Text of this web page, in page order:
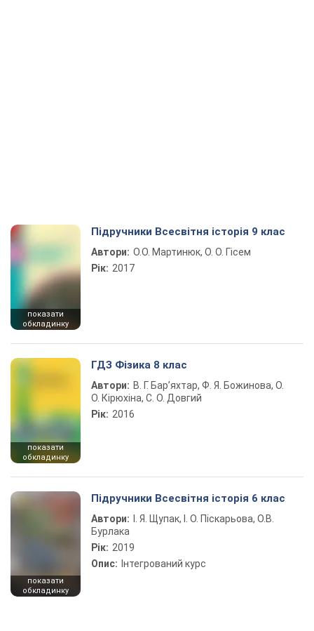
показати
обкладинку
Підручники Всесвітня історія 9 клас
Автори: О.О. Мартинюк, О. О. Гісем
Рік: 2017
показати
обкладинку
ГДЗ Фізика 8 клас
Автори: В. Г. Бар’яхтар, Ф. Я. Божинова, О.
О. Кірюхіна, С. О. Довгий
Рік: 2016
показати
обкладинку
Підручники Всесвітня історія 6 клас
Автори:
І. Я. Щупак, І. О. Піскарьова, О.В.
Бурлака
Рік: 2019
Опис: Інтегрований курс